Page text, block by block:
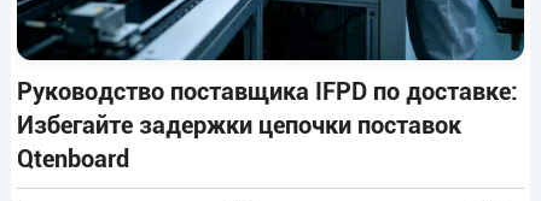
Руководство поставщика IFPD по доставке:
Избегайте задержки цепочки поставок
Qtenboard